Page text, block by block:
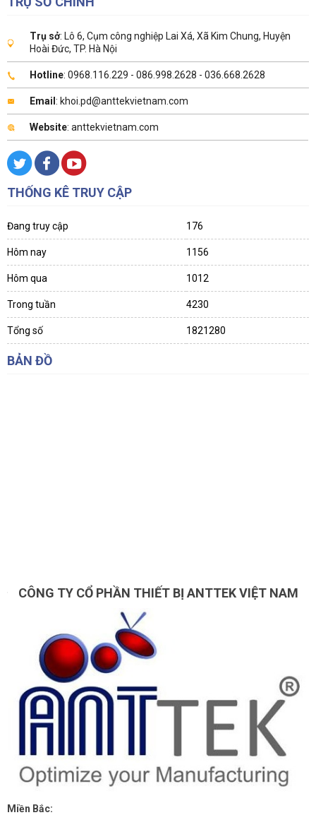
Trụ sở: Lô 6, Cụm công nghiệp Lai Xá, Xã Kim Chung, Huyện
Hoài Đức, TP. Hà Nội
Hotline: 0968.116.229 - 086.998.2628 - 036.668.2628
Email : khoi.pd@anttekvietnam.com
Website: anttekvietnam.com
THỐNG KÊ TRUY CẬP
Đang truy cập 176
Hôm nay 1156
Hôm qua 1012
Trong tuần 4230
Tổng số 1821280
BẢN ĐỒ
CÔNG TY CỔ PHẦN THIẾT BỊ ANTTEK VIỆT NAM
Miền Bắc: